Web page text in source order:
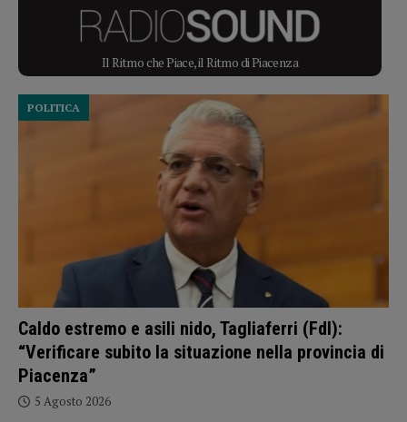
Il Ritmo che Piace, il Ritmo di Piacenza
Caldo estremo e asili nido, Tagliaferri (FdI):
“Verificare subito la situazione nella provincia di
Piacenza”
POLITICA
5 Agosto 2026